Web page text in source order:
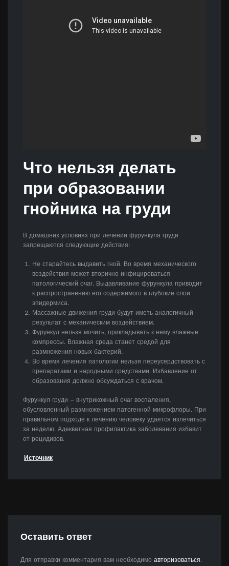
Что нельзя делать
при образовании
гнойника на груди
В домашних условиях при лечении фурункула груди
запрещаются следующие действия:
Не старайтесь выдавить гной. Во время механического
воздействия может вторично инфицироваться
патологический очаг. Выдавливание фурункула приводит
к распространению его содержимого в глубокие слои
эпидермиса.
Массажные движения груди будут иметь аналогичный
результат с механическим воздействием.
Фурункул нельзя мочить, прикладывать к нему влажные
компрессы. Влажная среда станет средой для
размножения новых бактерий.
Во время лечения патологии нельзя переусердствовать с
препаратами и народными средствами. Избавление от
образования должно обсуждаться с врачом.
Фурункул груди – внутрикожный очаг воспаления,
обусловленный размножением патогенной микрофлоры. При
правильном подходе к лечению человеку удается излечиться
за неделю. Адекватная профилактика заболевания избавит
от рецидивов.
Источник
Оставить ответ
Для отправки комментария вам необходимо авторизоваться.